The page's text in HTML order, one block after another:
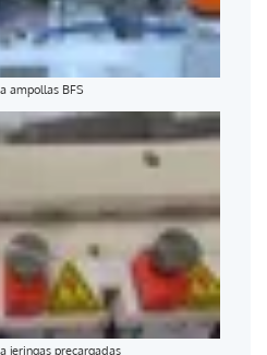
ampollas BFS
jeringas precargadas